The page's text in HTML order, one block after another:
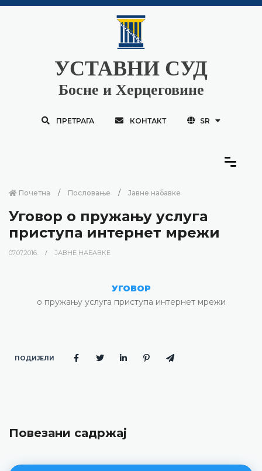
УСТАВНИ СУД
Босне и Херцеговине
ПРЕТРАГА КОНТАКТ SR
Почетна Пословање Јавне набавке
Уговор о пружању услуга
приступа интернет мрежи
07.07.2016. ЈАВНЕ НАБАВКЕ
УГОВОР
о пружању услуга приступа интернет мрежи
ПОДИЈЕЛИ
Повезани садржај